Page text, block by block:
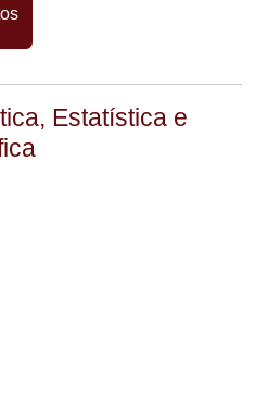
Estatística e